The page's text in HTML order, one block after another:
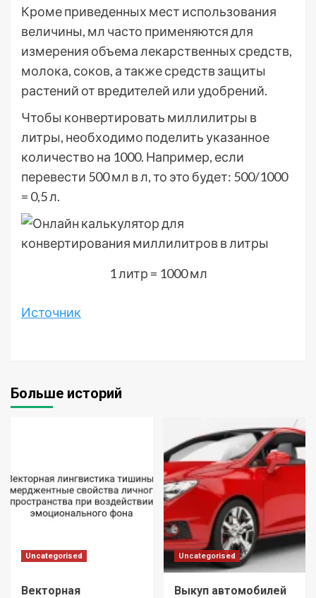
Кроме приведенных мест использования
величины, мл часто применяются для
измерения объема лекарственных средств,
молока, соков, а также средств защиты
растений от вредителей или удобрений.
Чтобы конвертировать миллилитры в
литры, необходимо поделить указанное
количество на 1000. Например, если
перевести 500 мл в л, то это будет: 500/1000
= 0,5 л.
1 литр = 1000 мл
Источник
Больше историй
Uncategorised
Векторная
Uncategorised
Выкуп автомобилей